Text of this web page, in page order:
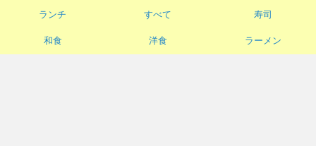
ランチ すべて 寿司
和食 洋食 ラーメン